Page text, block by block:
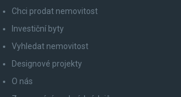
Chci prodat nemovitost
Investiční byty
Vyhledat nemovitost
Designové projekty
O nás